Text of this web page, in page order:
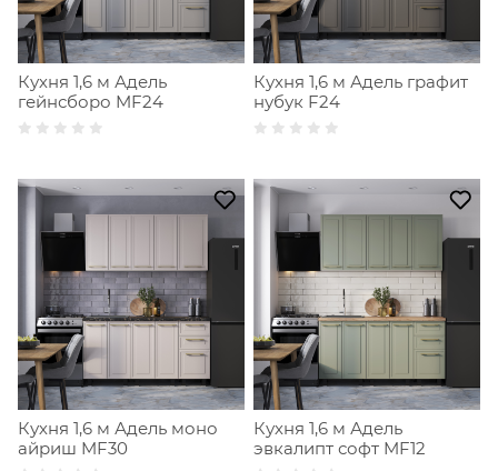
Кухня 1,6 м Адель
гейнсборо MF24
Кухня 1,6 м Адель графит
нубук F24
Кухня 1,6 м Адель моно
айриш MF30
Кухня 1,6 м Адель
эвкалипт софт MF12